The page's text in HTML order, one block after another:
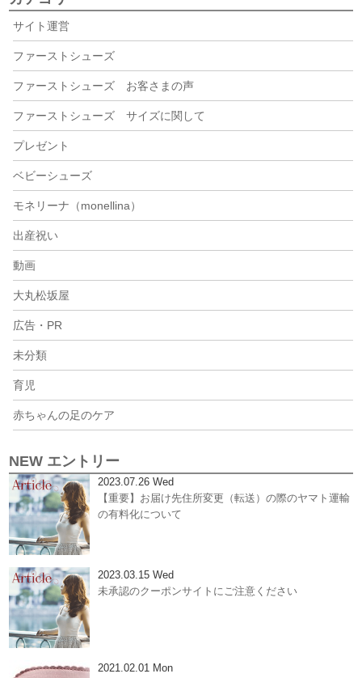
サイト運営
ファーストシューズ
ファーストシューズ お客さまの声
ファーストシューズ サイズに関して
プレゼント
ベビーシューズ
モネリーナ（monellina）
出産祝い
動画
大丸松坂屋
広告・PR
未分類
育児
赤ちゃんの足のケア
NEW エントリー
2023.07.26 Wed
【重要】お届け先住所変更（転送）の際のヤマト運輸
の有料化について
2023.03.15 Wed
未承認のクーポンサイトにご注意ください
2021.02.01 Mon